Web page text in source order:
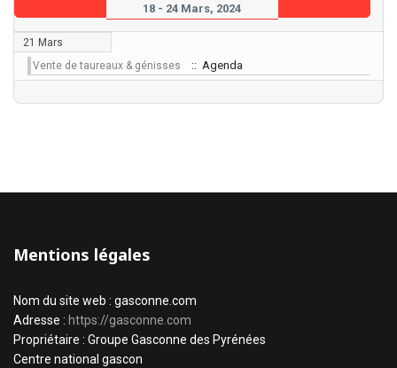
18 - 24 Mars, 2024
21 Mars
Vente de taureaux & génisses
:: Agenda
Mentions légales
Nom du site web : gasconne.com
Adresse : https://gasconne.com
Propriétaire : Groupe Gasconne des Pyrénées
Centre national gascon